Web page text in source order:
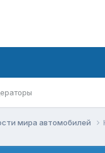
мира автомобилей